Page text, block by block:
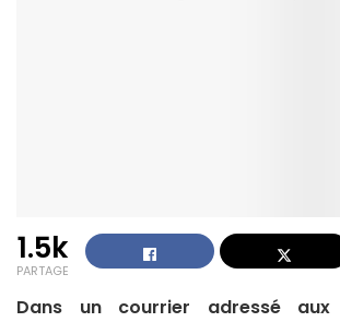
1.5k
PARTAGE
Dans un courrier adressé